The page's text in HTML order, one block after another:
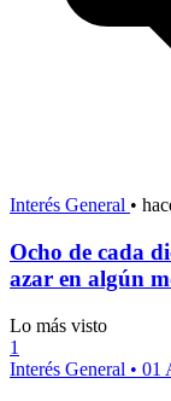
Interés General •
Ocho de cada
azar en algún
Lo más visto
1
Interés General • 01